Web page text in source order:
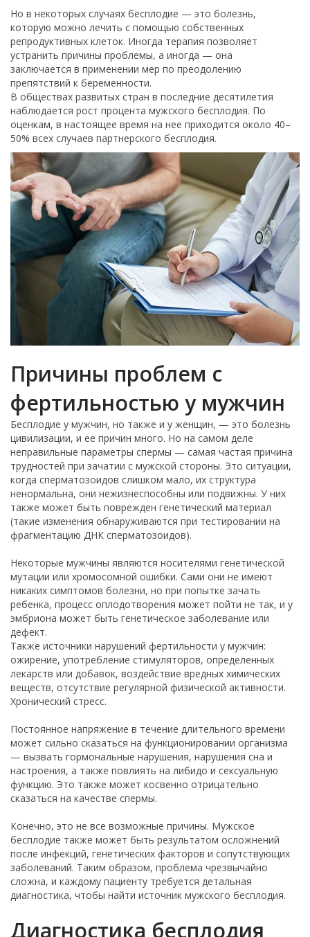
Но в некоторых случаях бесплодие — это болезнь,
которую можно лечить с помощью собственных
репродуктивных клеток. Иногда терапия позволяет
устранить причины проблемы, а иногда — она
заключается в применении мер по преодолению
препятствий к беременности.
В обществах развитых стран в последние десятилетия
наблюдается рост процента мужского бесплодия. По
оценкам, в настоящее время на нее приходится около 40–
50% всех случаев партнерского бесплодия.
Причины проблем с
фертильностью у мужчин
Бесплодие у мужчин, но также и у женщин, — это болезнь
цивилизации, и ее причин много. Но на самом деле
неправильные параметры спермы — самая частая причина
трудностей при зачатии с мужской стороны. Это ситуации,
когда сперматозоидов слишком мало, их структура
ненормальна, они нежизнеспособны или подвижны. У них
также может быть поврежден генетический материал
(такие изменения обнаруживаются при тестировании на
фрагментацию ДНК сперматозоидов).
Некоторые мужчины являются носителями генетической
мутации или хромосомной ошибки. Сами они не имеют
никаких симптомов болезни, но при попытке зачать
ребенка, процесс оплодотворения может пойти не так, и у
эмбриона может быть генетическое заболевание или
дефект.
Также источники нарушений фертильности у мужчин:
ожирение, употребление стимуляторов, определенных
лекарств или добавок, воздействие вредных химических
веществ, отсутствие регулярной физической активности.
Хронический стресс.
Постоянное напряжение в течение длительного времени
может сильно сказаться на функционировании организма
— вызвать гормональные нарушения, нарушения сна и
настроения, а также повлиять на либидо и сексуальную
функцию. Это также может косвенно отрицательно
сказаться на качестве спермы.
Конечно, это не все возможные причины. Мужское
бесплодие также может быть результатом осложнений
после инфекций, генетических факторов и сопутствующих
заболеваний. Таким образом, проблема чрезвычайно
сложна, и каждому пациенту требуется детальная
диагностика, чтобы найти источник мужского бесплодия.
Диагностика бесплодия